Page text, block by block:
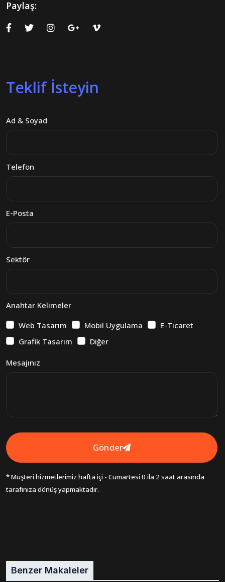
Paylaş:
Teklif İsteyin
Ad & Soyad
Telefon
E-Posta
Sektör
Anahtar Kelimeler
Web Tasarım
Mobil Uygulama
E-Ticaret
Grafik Tasarım
Diğer
Mesajınız
Gönder
* Müşteri hizmetlerimiz hafta içi - Cumartesi 0 ila 2 saat arasında
tarafınıza dönüş yapmaktadır.
Benzer Makaleler